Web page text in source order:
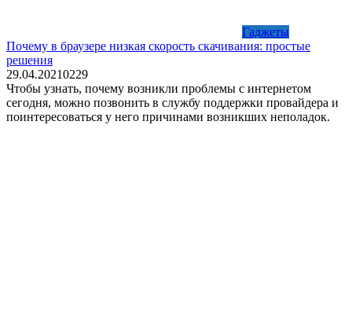
Гаджеты
Почему в браузере низкая скорость скачивания: простые
решения
29.04.20210229
Чтобы узнать, почему возникли проблемы с интернетом
сегодня, можно позвонить в службу поддержки провайдера и
поинтересоваться у него причинами возникших неполадок.